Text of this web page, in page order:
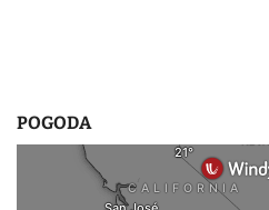
POGODA